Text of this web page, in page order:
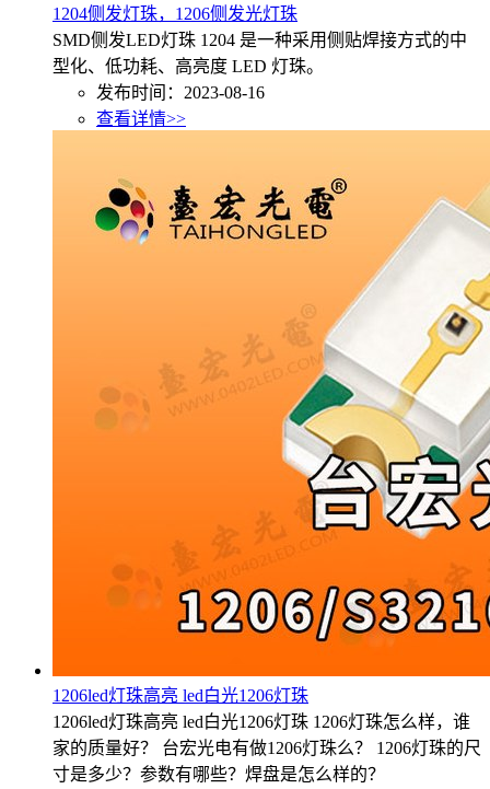
1204侧发灯珠，1206侧发光灯珠
SMD侧发LED灯珠 1204 是一种采用侧贴焊接方式的中
型化、低功耗、高亮度 LED 灯珠。
发布时间：2023-08-16
查看详情>>
1206led灯珠高亮 led白光1206灯珠
1206led灯珠高亮 led白光1206灯珠 1206灯珠怎么样，谁
家的质量好？ 台宏光电有做1206灯珠么？ 1206灯珠的尺
寸是多少？参数有哪些？焊盘是怎么样的？